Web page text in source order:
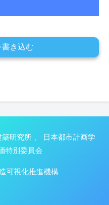
書き込む
築研究所
日本都市計画学
特別委員会
可視化推進機構